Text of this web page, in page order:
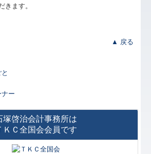
塚啓治会計事務所は
ＫＣ全国会会員です
きます。
▲ 戻る